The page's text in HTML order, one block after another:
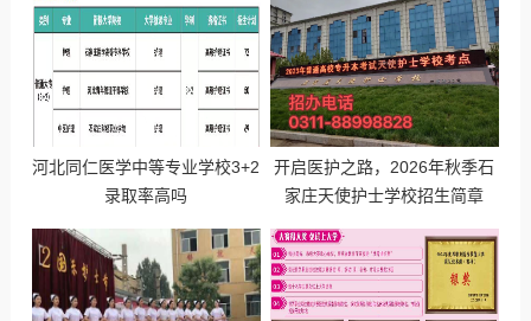
河北同仁医学中等专业学校3+2
录取率高吗
开启医护之路，2026年秋季石
家庄天使护士学校招生简章